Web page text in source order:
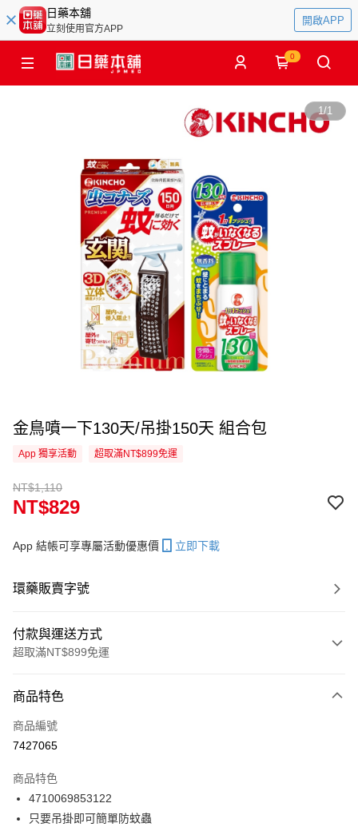
日藥本舖
立刻使用官方APP
開啟APP
0
1/1
金鳥噴一下130天/吊掛150天 組合包
App 獨享活動 超取滿NT$899免運
NT$1,110
NT$829
App 結帳可享專屬活動優惠價 立即下載
環藥販賣字號
付款與運送方式
超取滿NT$899免運
信用卡一次付款
超商取貨付款
Apple Pay
街口支付
商品特色
商品編號
7427065
商品特色
4710069853122
只要吊掛即可簡單防蚊蟲